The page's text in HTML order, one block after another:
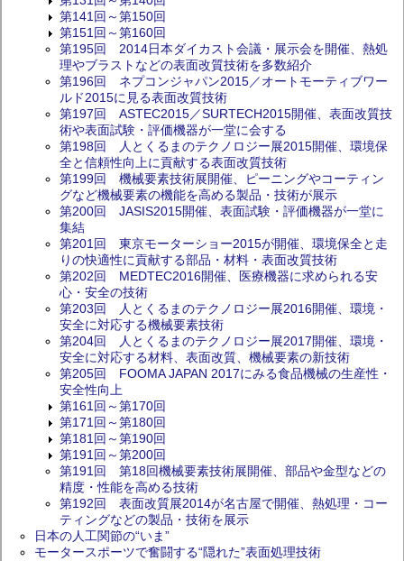
第141回～第150回
第151回～第160回
第195回 2014日本ダイカスト会議・展示会を開催、熱処
理やブラストなどの表面改質技術を多数紹介
第196回 ネプコンジャパン2015／オートモーティブワー
ルド2015に見る表面改質技術
第197回 ASTEC2015／SURTECH2015開催、表面改質技
術や表面試験・評価機器が一堂に会する
第198回 人とくるまのテクノロジー展2015開催、環境保
全と信頼性向上に貢献する表面改質技術
第199回 機械要素技術展開催、ピーニングやコーティン
グなど機械要素の機能を高める製品・技術が展示
第200回 JASIS2015開催、表面試験・評価機器が一堂に
集結
第201回 東京モーターショー2015が開催、環境保全と走
りの快適性に貢献する部品・材料・表面改質技術
第202回 MEDTEC2016開催、医療機器に求められる安
心・安全の技術
第203回 人とくるまのテクノロジー展2016開催、環境・
安全に対応する機械要素技術
第204回 人とくるまのテクノロジー展2017開催、環境・
安全に対応する材料、表面改質、機械要素の新技術
第205回 FOOMA JAPAN 2017にみる食品機械の生産性・
安全性向上
第161回～第170回
第171回～第180回
第181回～第190回
第191回～第200回
第191回 第18回機械要素技術展開催、部品や金型などの
精度・性能を高める技術
第192回 表面改質展2014が名古屋で開催、熱処理・コー
ティングなどの製品・技術を展示
日本の人工関節の“いま”
モータースポーツで奮闘する“隠れた”表面処理技術